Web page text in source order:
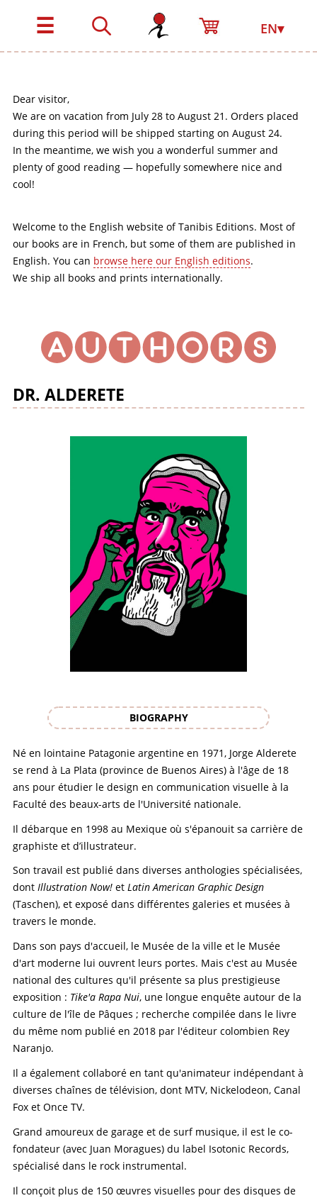
☰ EN▾
Dear visitor,
We are on vacation from July 28 to August 21. Orders placed
during this period will be shipped starting on August 24.
In the meantime, we wish you a wonderful summer and
plenty of good reading — hopefully somewhere nice and
cool!
Welcome to the English website of Tanibis Editions. Most of
our books are in French, but some of them are published in
English. You can browse here our English editions.
We ship all books and prints internationally.
BIOGRAPHY
DR. ALDERETE
Né en lointaine Patagonie argentine en 1971, Jorge Alderete
se rend à La Plata (province de Buenos Aires) à l'âge de 18
ans pour étudier le design en communication visuelle à la
Faculté des beaux-arts de l'Université nationale.
Il débarque en 1998 au Mexique où s'épanouit sa carrière de
graphiste et d’illustrateur.
Son travail est publié dans diverses anthologies spécialisées,
dontIllustration Now! etLatin American Graphic Design
(Taschen), et exposé dans différentes galeries et musées à
travers le monde.
Dans son pays d'accueil, le Musée de la ville et le Musée
d'art moderne lui ouvrent leurs portes. Mais c'est au Musée
national des cultures qu'il présente sa plus prestigieuse
exposition : Tike'a Rapa Nui, une longue enquête autour de la
culture de l'île de Pâques ; recherche compilée dans le livre
du même nom publié en 2018 par l'éditeur colombien Rey
Naranjo.
Il a également collaboré en tant qu'animateur indépendant à
diverses chaînes de télévision, dont MTV, Nickelodeon, Canal
Fox et Once TV.
Grand amoureux de garage et de surf musique, il est le co-
fondateur (avec Juan Moragues) du label Isotonic Records,
spécialisé dans le rock instrumental.
Il conçoit plus de 150 œuvres visuelles pour des disques de